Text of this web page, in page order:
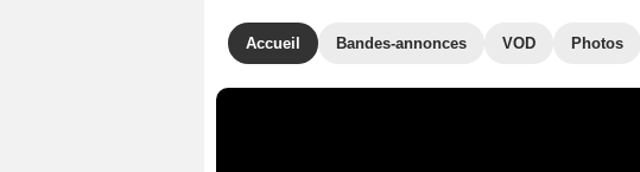
Accueil Bandes-annonces VOD Photos